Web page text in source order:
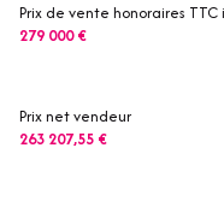
Prix de vente honoraires TTC
279 000 €
Prix net vendeur
263 207,55 €